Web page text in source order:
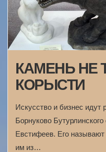
КАМЕНЬ НЕ
КОРЫСТИ
Искусство и бизнес идут
Борнуково
Евстифеев. Его
им из…